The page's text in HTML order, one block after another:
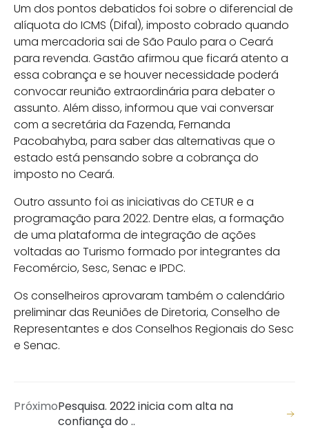
Um dos pontos debatidos foi sobre o diferencial de
alíquota do ICMS (Difal), imposto cobrado quando
uma mercadoria sai de São Paulo para o Ceará
para revenda. Gastão afirmou que ficará atento a
essa cobrança e se houver necessidade poderá
convocar reunião extraordinária para debater o
assunto. Além disso, informou que vai conversar
com a secretária da Fazenda, Fernanda
Pacobahyba, para saber das alternativas que o
estado está pensando sobre a cobrança do
imposto no Ceará.
Outro assunto foi as iniciativas do CETUR e a
programação para 2022. Dentre elas, a formação
de uma plataforma de integração de ações
voltadas ao Turismo formado por integrantes da
Fecomércio, Sesc, Senac e IPDC.
Os conselheiros aprovaram também o calendário
preliminar das Reuniões de Diretoria, Conselho de
Representantes e dos Conselhos Regionais do Sesc
e Senac.
PróximoPesquisa. 2022 inicia com alta na
confiança do ..